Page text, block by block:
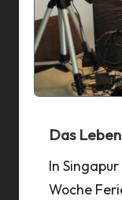
Das
In
Woche